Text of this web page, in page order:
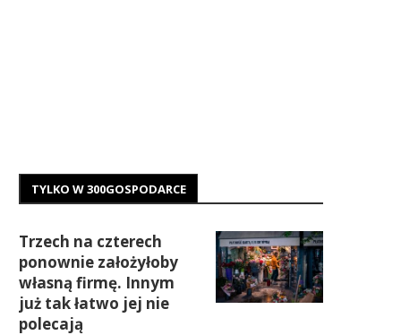
TYLKO W 300GOSPODARCE
Trzech na czterech
ponownie założyłoby
własną firmę. Innym
już tak łatwo jej nie
polecają